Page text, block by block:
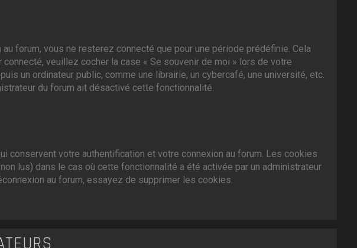
forum, vous ne resterez connecté que pour une période prédéfinie. Cela
veuillez cocher la case « Se souvenir de moi » lors de votre
un ordinateur public, comme une librairie, un cybercafé, une université, etc.
du forum ait désactivé cette fonctionnalité.
conservent votre authentification et votre connexion au forum. Les cookies
lus) dans le cas où cette fonctionnalité a été activée par un administrateur
au forum, essayez de supprimer les cookies.